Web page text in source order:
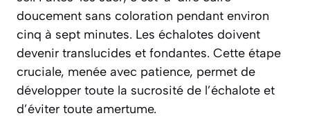
doucement sans coloration pendant environ
cinq à sept minutes. Les échalotes doivent
devenir translucides et fondantes. Cette étape
cruciale, menée avec patience, permet de
développer toute la sucrosité de l’échalote et
d’éviter toute amertume.